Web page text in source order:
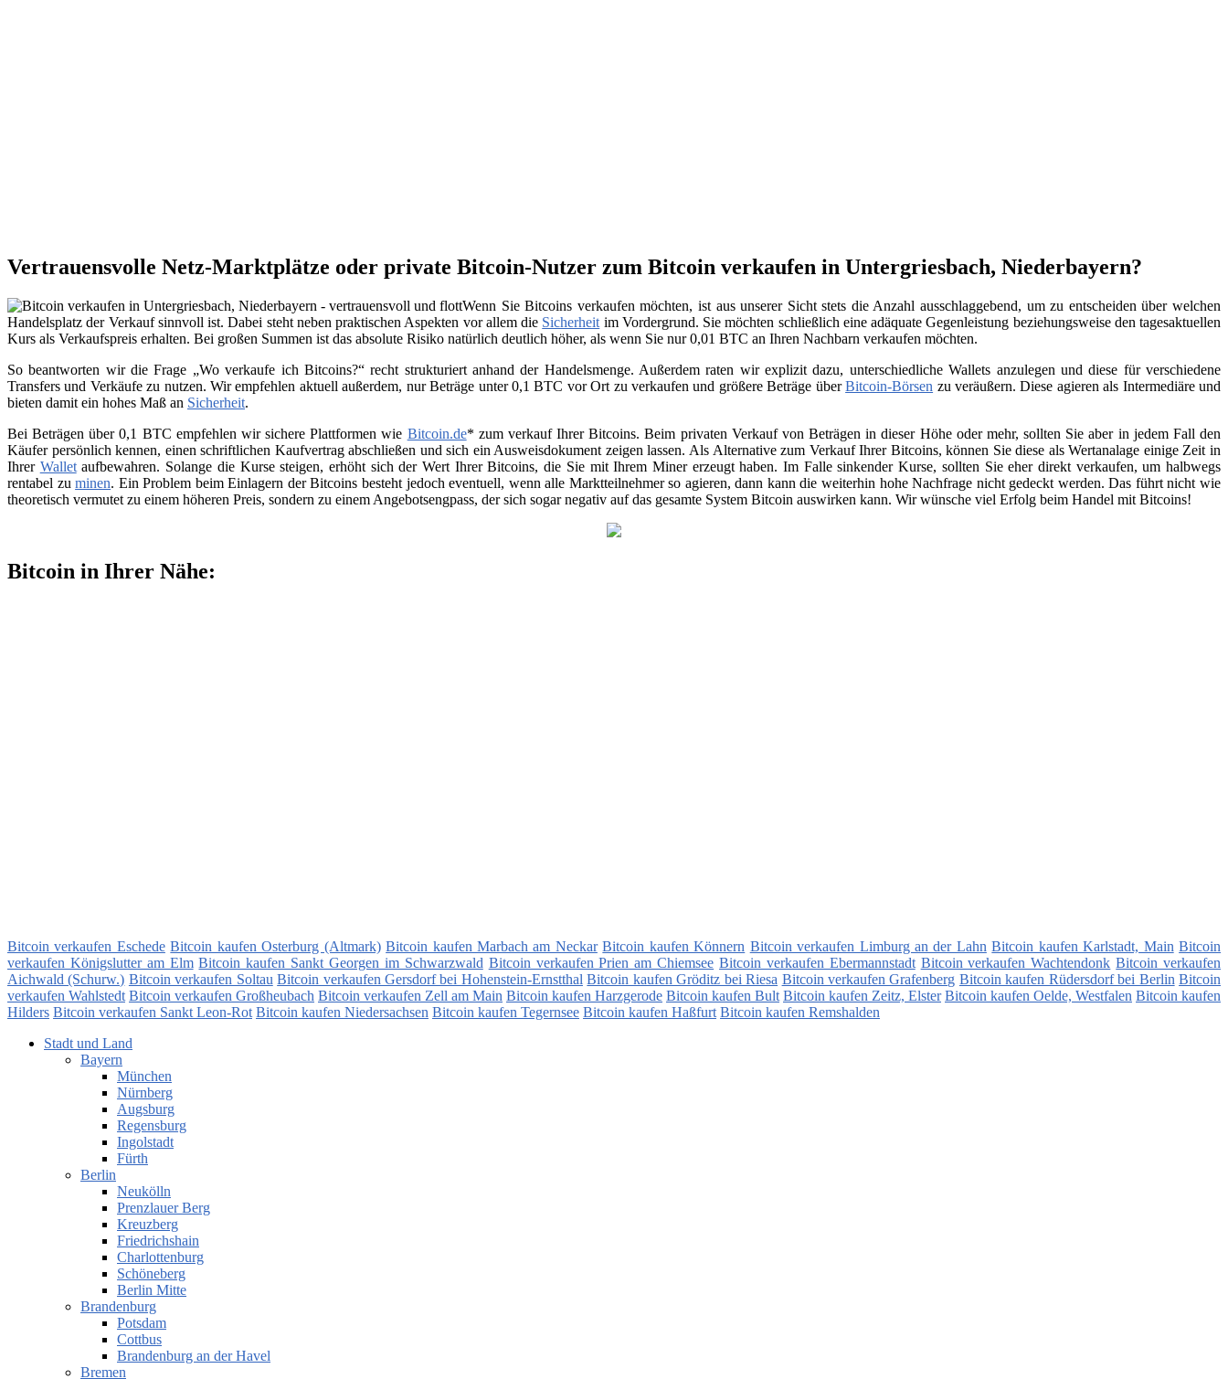
Vertrauensvolle Netz-Marktplätze oder private Bitcoin-Nutzer zum Bitcoin verkaufen in Untergriesbach, Niederbayern?
Wenn Sie Bitcoins verkaufen möchten, ist aus unserer Sicht stets die Anzahl ausschlaggebend, um zu entscheiden über welchen
Handelsplatz der Verkauf sinnvoll ist. Dabei steht neben praktischen Aspekten vor allem die Sicherheit im Vordergrund. Sie möchten schließlich eine adäquate Gegenleistung beziehungsweise den tagesaktuellen
Kurs als Verkaufspreis erhalten. Bei großen Summen ist das absolute Risiko natürlich deutlich höher, als wenn Sie nur 0,01 BTC an Ihren Nachbarn verkaufen möchten.
So beantworten wir die Frage „Wo verkaufe ich Bitcoins?“ recht strukturiert anhand der Handelsmenge. Außerdem raten wir explizit dazu, unterschiedliche Wallets anzulegen und diese für verschiedene
Transfers und Verkäufe zu nutzen. Wir empfehlen aktuell außerdem, nur Beträge unter 0,1 BTC vor Ort zu verkaufen und größere Beträge überBitcoin-Börsen zu veräußern. Diese agieren als Intermediäre und
bieten damit ein hohes Maß an Sicherheit.
Bei Beträgen über 0,1 BTC empfehlen wir sichere Plattformen wie Bitcoin.de* zum verkauf Ihrer Bitcoins. Beim privaten Verkauf von Beträgen in dieser Höhe oder mehr, sollten Sie aber in jedem Fall den
Käufer persönlich kennen, einen schriftlichen Kaufvertrag abschließen und sich ein Ausweisdokument zeigen lassen. Als Alternative zum Verkauf Ihrer Bitcoins, können Sie diese als Wertanalage einige Zeit in
Ihrer Walletaufbewahren. Solange die Kurse steigen, erhöht sich der Wert Ihrer Bitcoins, die Sie mit Ihrem Miner erzeugt haben. Im Falle sinkender Kurse, sollten Sie eher direkt verkaufen, um halbwegs
rentabel zuminen. Ein Problem beim Einlagern der Bitcoins besteht jedoch eventuell, wenn alle Marktteilnehmer so agieren, dann kann die weiterhin hohe Nachfrage nicht gedeckt werden. Das führt nicht wie
theoretisch vermutet zu einem höheren Preis, sondern zu einem Angebotsengpass, der sich sogar negativ auf das gesamte System Bitcoin auswirken kann. Wir wünsche viel Erfolg beim Handel mit Bitcoins!
Bitcoin in Ihrer Nähe:
Bitcoin verkaufen Eschede Bitcoin kaufen Osterburg (Altmark) Bitcoin kaufen Marbach am Neckar Bitcoin kaufen Könnern Bitcoin verkaufen Limburg an der Lahn Bitcoin kaufen Karlstadt, Main Bitcoin
verkaufen Königslutter am Elm Bitcoin kaufen Sankt Georgen im Schwarzwald Bitcoin verkaufen Prien am Chiemsee Bitcoin verkaufen Ebermannstadt Bitcoin verkaufen Wachtendonk Bitcoin verkaufen
Aichwald (Schurw.) Bitcoin verkaufen Soltau Bitcoin verkaufen Gersdorf bei Hohenstein-Ernstthal Bitcoin kaufen Gröditz bei Riesa Bitcoin verkaufen Grafenberg Bitcoin kaufen Rüdersdorf bei Berlin Bitcoin
verkaufen Wahlstedt Bitcoin verkaufen Großheubach Bitcoin verkaufen Zell am Main Bitcoin kaufen Harzgerode Bitcoin kaufen Bult Bitcoin kaufen Zeitz, Elster Bitcoin kaufen Oelde, Westfalen Bitcoin kaufen
Hilders Bitcoin verkaufen Sankt Leon-Rot Bitcoin kaufen Niedersachsen Bitcoin kaufen Tegernsee Bitcoin kaufen Haßfurt Bitcoin kaufen Remshalden
Stadt und Land
Bayern
München
Nürnberg
Augsburg
Regensburg
Ingolstadt
Fürth
Berlin
Neukölln
Prenzlauer Berg
Kreuzberg
Friedrichshain
Charlottenburg
Schöneberg
Berlin Mitte
Brandenburg
Potsdam
Cottbus
Brandenburg an der Havel
Bremen